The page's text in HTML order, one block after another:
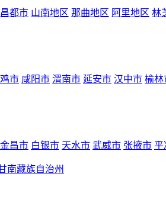
昌都市 山南地区 那曲地区 阿里地区 林
市 咸阳市 渭南市 延安市 汉中市 榆林
金昌市 白银市 天水市 武威市 张掖市 平
南藏族自治州